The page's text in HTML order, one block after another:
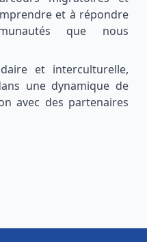
et à répondre
que nous
et interculturelle,
une dynamique de
avec des partenaires